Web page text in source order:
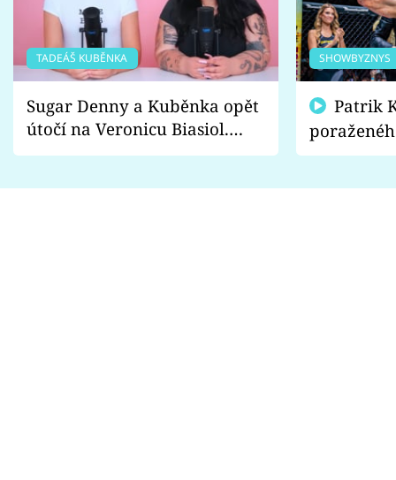
TADEÁŠ KUBĚNKA
Sugar Denny a Kuběnka opět
útočí na Veronicu Biasiol.
Proč je podle nich falešná a
SHOWBYZNYS
fanoušci